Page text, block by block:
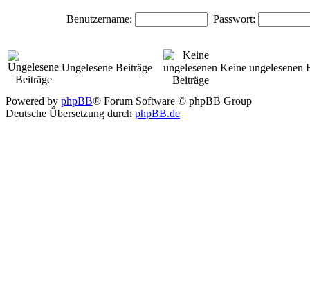
Benutzername: Passwort:
Ungelesene Beiträge Keine ungelesenen
Powered by phpBB® Forum Software © phpBB Group
Deutsche Übersetzung durch phpBB.de